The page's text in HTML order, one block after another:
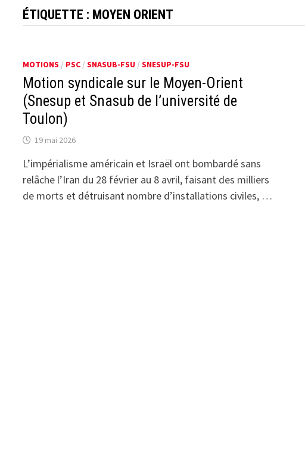
ÉTIQUETTE : MOYEN ORIENT
MOTIONS / PSC /SNASUB-FSU /SNESUP-FSU
Motion syndicale sur le Moyen-Orient
(Snesup et Snasub de l’université de
Toulon)
19 mai 2026
L’impérialisme américain et Israël ont bombardé sans
relâche l’Iran du 28 février au 8 avril, faisant des milliers
de morts et détruisant nombre d’installations civiles, …